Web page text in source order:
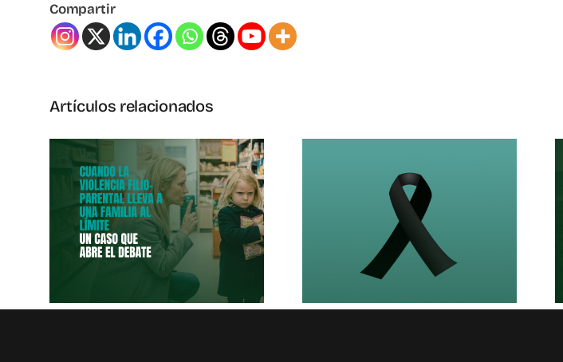
Compartir
Artículos relacionados
Apoyo Al Pueblo
De Venezuela
Pantallas,
Verano Y
Adolescentes